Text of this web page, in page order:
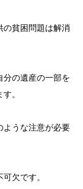
の貧困問題は解消
分の遺産の一部を
。
ような注意が必要
欠です。